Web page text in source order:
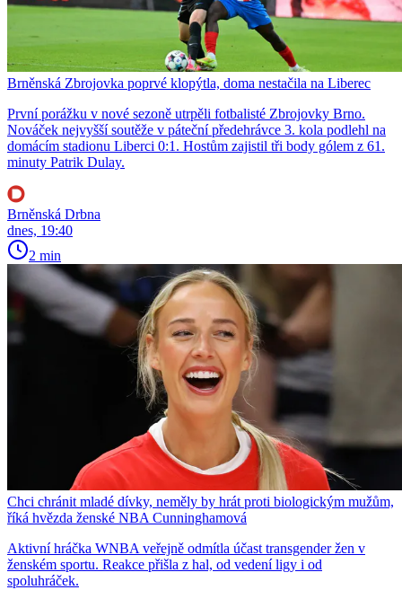
Brněnská Zbrojovka poprvé klopýtla, doma nestačila na Liberec
První porážku v nové sezoně utrpěli fotbalisté Zbrojovky Brno.
Nováček nejvyšší soutěže v páteční předehrávce 3. kola podlehl na
domácím stadionu Liberci 0:1. Hostům zajistil tři body gólem z 61.
minuty Patrik Dulay.
Brněnská Drbna
dnes, 19:40
2 min
Chci chránit mladé dívky, neměly by hrát proti biologickým mužům,
říká hvězda ženské NBA Cunninghamová
Aktivní hráčka WNBA veřejně odmítla účast transgender žen v
ženském sportu. Reakce přišla z hal, od vedení ligy i od
spoluhráček.